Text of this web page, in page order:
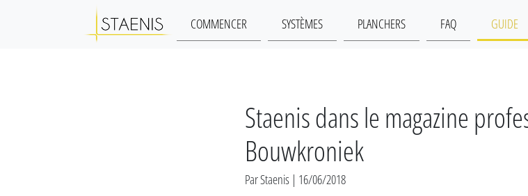
COMMENCER SYSTÈMES PLANCHERS FAQ GUIDE
Staenis dans le magazine
Bouwkroniek
Par Staenis | 16/06/2018